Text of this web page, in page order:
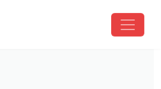
Comercial